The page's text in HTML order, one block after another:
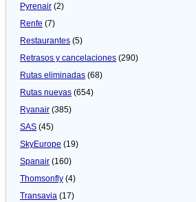
Pyrenair (2)
Renfe (7)
Restaurantes (5)
Retrasos y cancelaciones (290)
Rutas eliminadas (68)
Rutas nuevas (654)
Ryanair (385)
SAS (45)
SkyEurope (19)
Spanair (160)
Thomsonfly (4)
Transavia (17)